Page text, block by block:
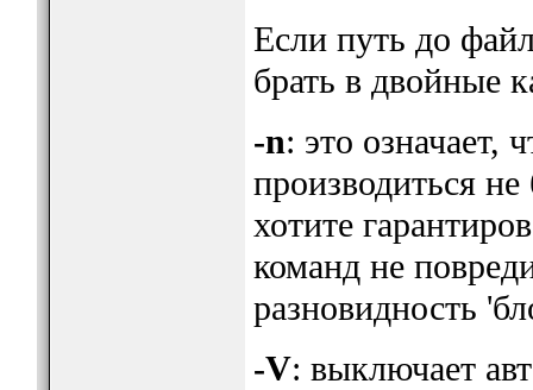
Если путь до
брать в двойные
-n: это означает,
производиться
хотите
команд не
разновидность
-V: выключает